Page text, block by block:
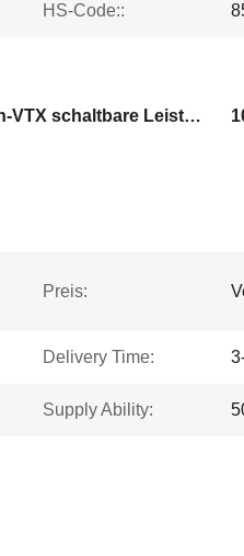
HS-Code::
2W Drohnen-VTX schaltbare Leistung
Preis:
Delivery Time:
Supply Ability: